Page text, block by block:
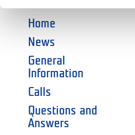
Home
News
General
Information
Calls
Questions and
Answers